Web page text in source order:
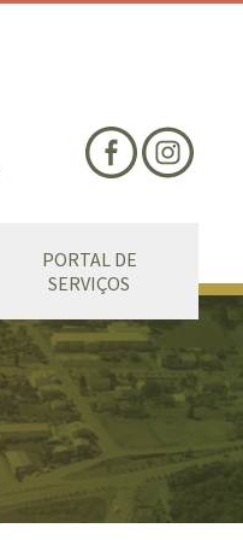
PORTAL DE
SERVIÇOS